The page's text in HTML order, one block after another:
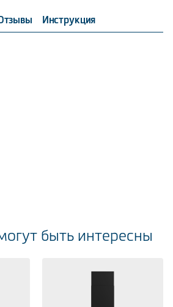
Инструкция
быть интересны